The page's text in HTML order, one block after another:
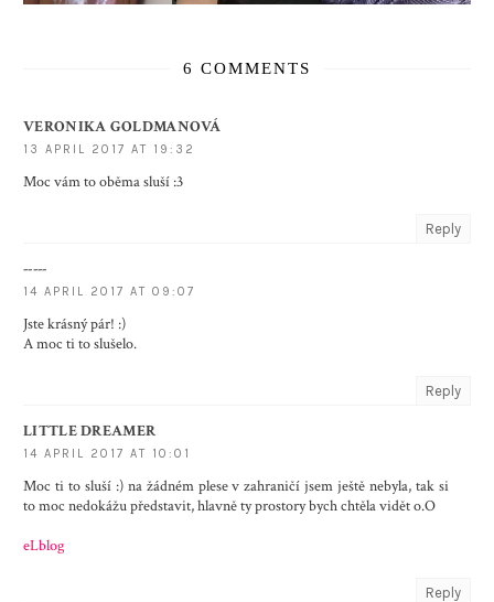
6 COMMENTS
VERONIKA GOLDMANOVÁ
13 APRIL 2017 AT 19:32
Moc vám to oběma sluší :3
Reply
-----
14 APRIL 2017 AT 09:07
Jste krásný pár! :)
A moc ti to slušelo.
Reply
LITTLE DREAMER
14 APRIL 2017 AT 10:01
Moc ti to sluší :) na žádném plese v zahraničí jsem ještě nebyla, tak si
to moc nedokážu představit, hlavně ty prostory bych chtěla vidět o.O
eLblog
Reply